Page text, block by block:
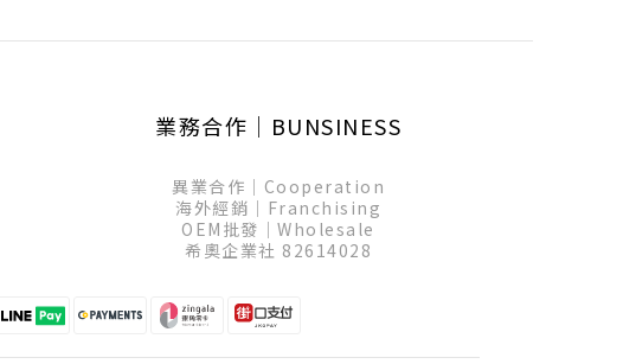
業務合作│BUNSINESS
異業合作│Cooperation
海外經銷│Franchising
OEM批發│Wholesale
希奧企業社 82614028